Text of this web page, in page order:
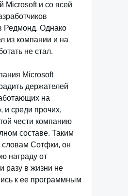
Microsoft и со всей
Редмонд. Однако
из компании и на
не стал.
Microsoft
держателей
на
и среди прочих,
чести компанию
составе. Таким
словам Сотфки, он
награду от
разу в жизни не
к ее программным